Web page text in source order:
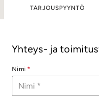
TARJOUSPYYNTÖ
Yhteys- ja
Nimi *